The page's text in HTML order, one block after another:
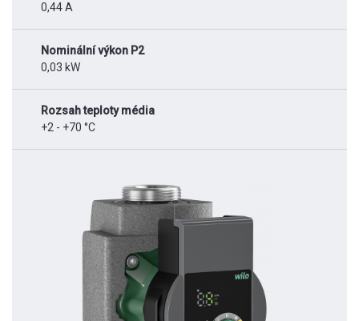
0,44 A
Nominální výkon P2
0,03 kW
Rozsah teploty média
+2 - +70 °C